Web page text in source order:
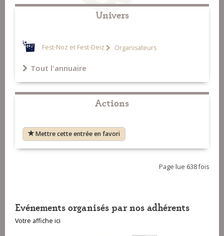
Univers
Fest-Noz et Fest-Deiz Organisateurs
Tout l'annuaire
Actions
Mettre cette entrée en favori
Page lue 638 fois
Evénements organisés par nos adhérents
Votre affiche ici